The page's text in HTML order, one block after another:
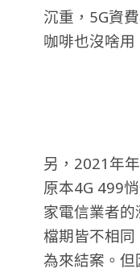
沉重，5G資
咖啡也沒啥用
另，2021年
原本4G 499
家電信業者
檔期皆不相
為來結案。